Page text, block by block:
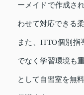
ーメイドで作成さ
わせて対応できる
また、ITTO個別
でなく学習環境も
として自習室を無